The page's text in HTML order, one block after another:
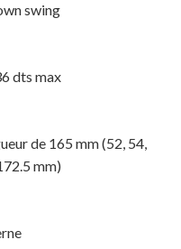
swing
dts max
de 165 mm (52, 54,
mm)